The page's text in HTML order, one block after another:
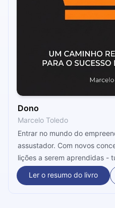
Dono
Marcelo Toledo
Entrar no mundo do
assustador. Com novos
lições a serem aprendidas -
intenso. Mas, podemos
o presente microbook. Este,
Ler o resumo do livro